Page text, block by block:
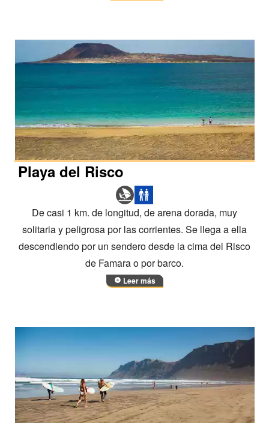
Playa del Risco
De casi 1 km. de longitud, de arena dorada, muy
solitaria y peligrosa por las corrientes. Se llega a ella
descendiendo por un sendero desde la cima del Risco
de Famara o por barco.
Leer más